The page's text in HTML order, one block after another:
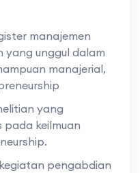
manajemen
yang unggul dalam
manajerial,
yang
keilmuan
pengabdian